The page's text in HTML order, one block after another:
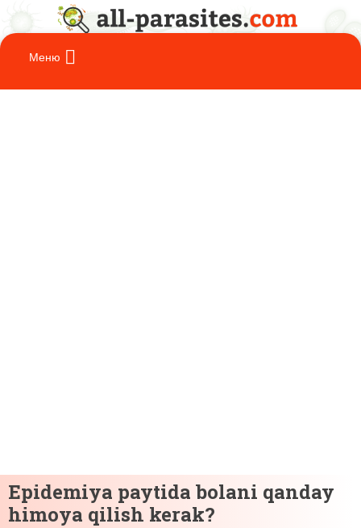
Epidemiya paytida bolani qanday
himoya qilish kerak?